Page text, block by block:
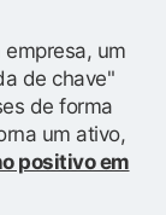
um
de chave"
de forma
um ativo,
positivo em